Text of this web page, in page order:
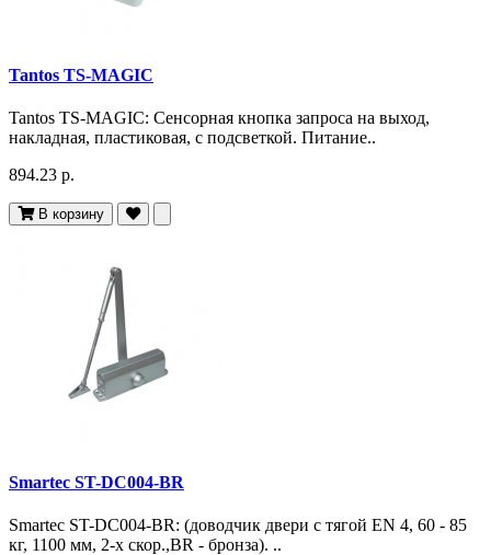
Tantos TS-MAGIC
Tantos TS-MAGIC: Сенсорная кнопка запроса на выход,
накладная, пластиковая, с подсветкой. Питание..
894.23 р.
В корзину
Smartec ST-DC004-BR
Smartec ST-DC004-BR: (доводчик двери c тягой EN 4, 60 - 85
кг, 1100 мм, 2-х скор.,BR - бронза). ..